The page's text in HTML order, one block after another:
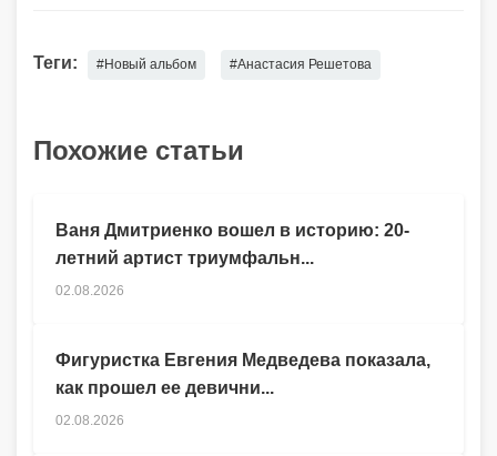
Теги: #Новый альбом #Анастасия Решетова
Похожие статьи
Ваня Дмитриенко вошел в историю: 20-
летний артист триумфальн...
02.08.2026
Фигуристка Евгения Медведева показала,
как прошел ее девични...
02.08.2026